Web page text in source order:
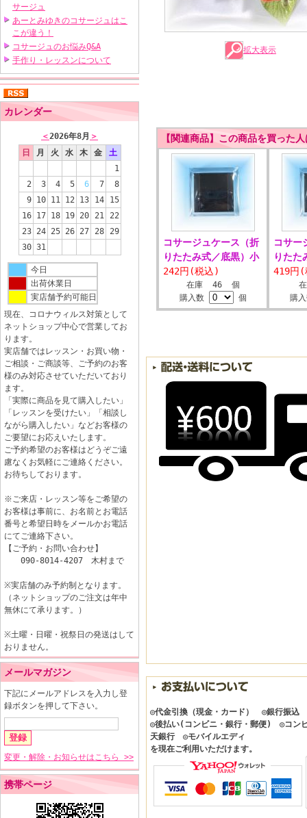
サージュ
あーとみゆきのコサージュはこ
こが違う！
コサージュのお悩みQ&A
手作り・レッスンについて
カレンダー
＜2026年8月 ＞
日
月 火 水 木 金
土
1
2
3 4 5 6 7
8
9
10 11 12 13 14
15
16
17 18 19 20 21
22
23
24 25 26 27 28
29
30 31
今日
出荷休業日
実店舗予約可能日
現在、コロナウィルス対策として
ネットショップ中心で営業してお
ります。
実店舗ではレッスン・お買い物・
ご相談・ご商談等、ご予約のお客
様のみ対応させていただいており
ます。
「実際に商品を見て購入したい」
「レッスンを受けたい」「相談し
ながら購入したい」などお客様の
ご要望にお応えいたします。
ご予約希望のお客様はどうぞご遠
慮なくお気軽にご連絡ください。
お待ちしております。
※ご来店・レッスン等をご希望の
お客様は事前に、お名前とお電話
番号と希望日時をメールかお電話
にてご連絡下さい。
【ご予約・お問い合わせ】
090-8014-4207 木村まで
※実店舗のみ予約制となります。
（ネットショップのご注文は年中
無休にて承ります。）
※土曜・日曜・祝祭日の発送はして
おりません。
メールマガジン
下記にメールアドレスを入力し登
録ボタンを押して下さい。
変更・解除・お知らせはこちら >>
携帯ページ
拡大表示
【関連商品】この商品を買った
コサージュケース（折
りたたみ式／底黒）小
242円(税込)
在庫 46 個
購入数
個
コサー
りたた
419円
購
◎代金引換（現金・カード） ◎銀行振
◎後払い(コンビニ・銀行・郵便) ◎コン
天銀行 ◎モバイルエディ
を現在ご利用いただけます。